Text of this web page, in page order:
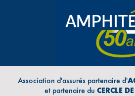
Association d'assurés partenaire d'
et partenaire du CERCLE